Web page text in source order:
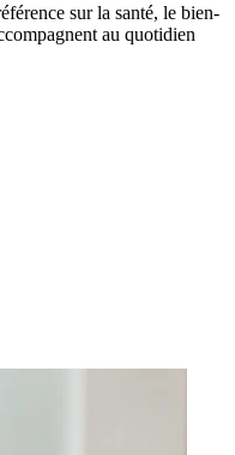
sur la santé, le bien-
au quotidien